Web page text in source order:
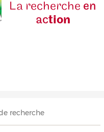
La recherche en
action
recherche